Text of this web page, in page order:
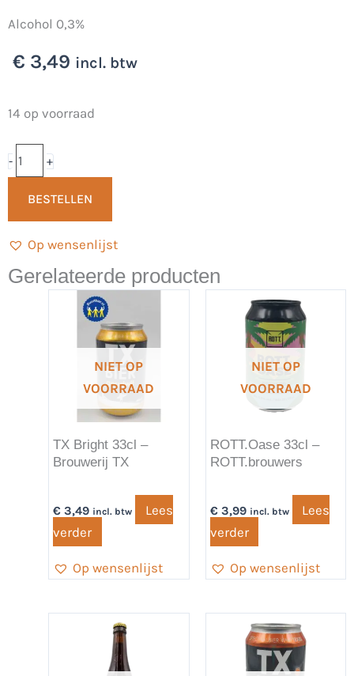
Alcohol 0,3%
€ 3,49 incl. btw
14 op voorraad
-
Chill
Blond
0,3%
33cl
-
Eembier
aantal
+
BESTELLEN
Op wensenlijst
Gerelateerde producten
NIET OP
VOORRAAD
TX Bright 33cl –
Brouwerij TX
€ 3,49 incl. btw
Lees
verder
Op wensenlijst
NIET OP
VOORRAAD
ROTT.Oase 33cl –
ROTT.brouwers
€3,99 incl. btw
Lees
verder
Op wensenlijst